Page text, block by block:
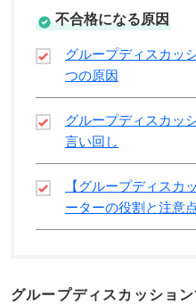
不合格になる原因
グループディスカッ
つの原因
グループディスカッ
言い回し
【グループディスカ
ーターの役割と注意
グループディスカッショ